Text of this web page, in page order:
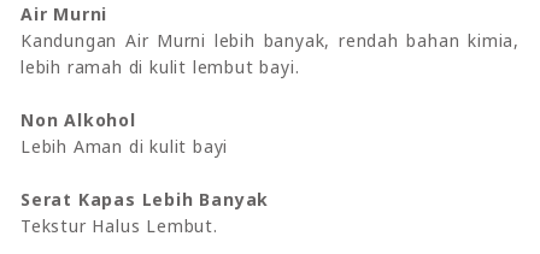
Air Murni
Kandungan Air Murni lebih banyak, rendah bahan kimia,
lebih ramah di kulit lembut bayi.
Non Alkohol
Lebih Aman di kulit bayi
Serat Kapas Lebih Banyak
Tekstur Halus Lembut.